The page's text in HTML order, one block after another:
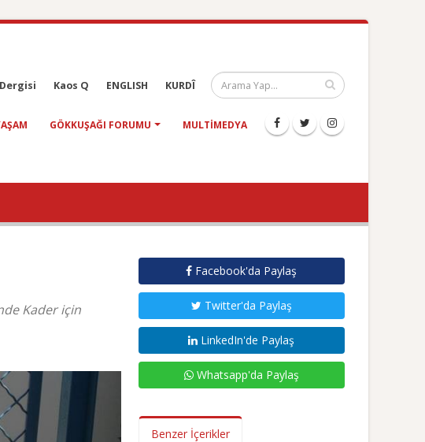
Kaos Q ENGLISH KURDÎ
GÖKKUŞAĞI FORUMU MULTIMEDYA
Kader için
Facebook'da Paylaş
Twitter'da Paylaş
LinkedIn'de Paylaş
Whatsapp'da Paylaş
Benzer İçerikler